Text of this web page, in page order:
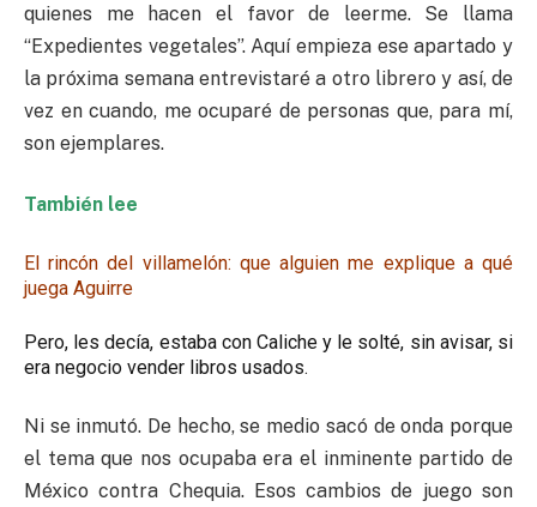
quienes me hacen el favor de leerme. Se llama
“Expedientes vegetales”. Aquí empieza ese apartado y
la próxima semana entrevistaré a otro librero y así, de
vez en cuando, me ocuparé de personas que, para mí,
son ejemplares.
También lee
El rincón del villamelón: que alguien me explique a qué
juega Aguirre
Pero, les decía, estaba con Caliche y le solté, sin avisar, si
era negocio vender libros usados.
Ni se inmutó. De hecho, se medio sacó de onda porque
el tema que nos ocupaba era el inminente partido de
México contra Chequia. Esos cambios de juego son